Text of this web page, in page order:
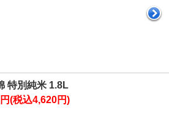
特別純米 1.8L
(税込4,620円)